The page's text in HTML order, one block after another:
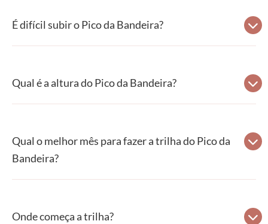
É difícil subir o Pico da Bandeira?
Qual é a altura do Pico da Bandeira?
Qual o melhor mês para fazer a trilha do Pico da
Bandeira?
Onde começa a trilha?